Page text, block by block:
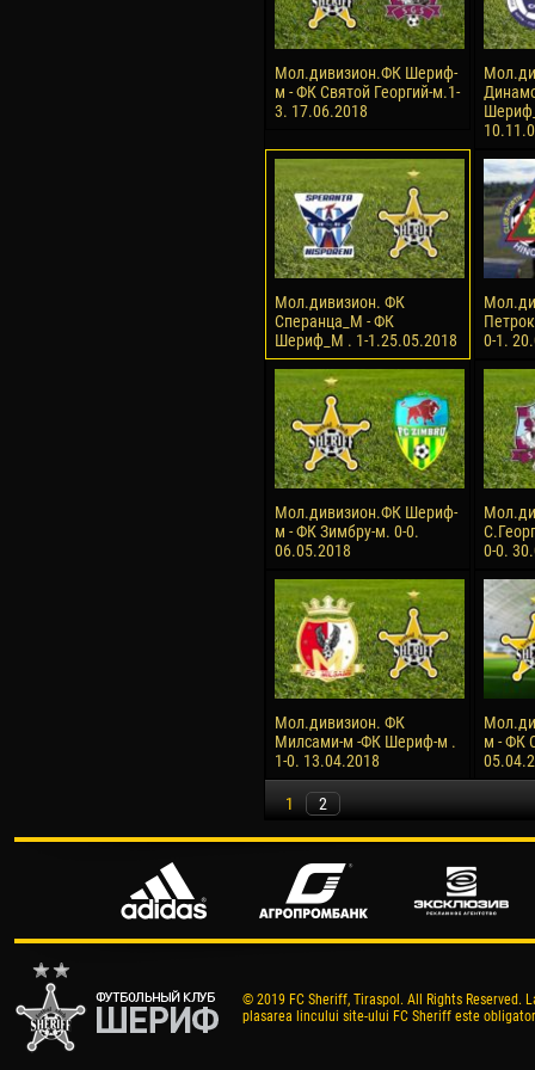
Мол.дивизион.ФК Шериф-
м - ФК Святой Георгий-м.1-
3. 17.06.2018
Мол.дивизион. ФК
Сперанца_М - ФК
Шериф_М . 1-1.25.05.2018
0-1.
Мол.дивизион.ФК Шериф-
м - ФК Зимбру-м. 0-0.
06.05.2018
0-0.
Мол.дивизион. ФК
Милсами-м -ФК Шериф-м .
1-0. 13.04.2018
м - ФК
1 2
© 2019 FC Sheriff, Tiraspol. All Rights
plasarea lincului site-ului FC Sheriff este